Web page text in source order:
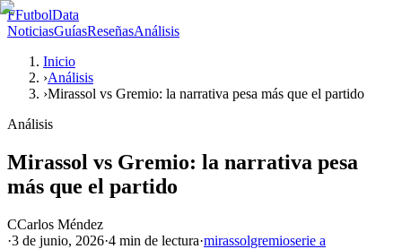
FFutbolData
NoticiasGuíasReseñasAnálisis
Inicio
›Análisis
›Mirassol vs Gremio: la narrativa pesa más que el partido
Análisis
Mirassol vs Gremio: la narrativa pesa
más que el partido
CCarlos Méndez
·3 de junio, 2026·4 min de lectura·mirassolgremioserie a